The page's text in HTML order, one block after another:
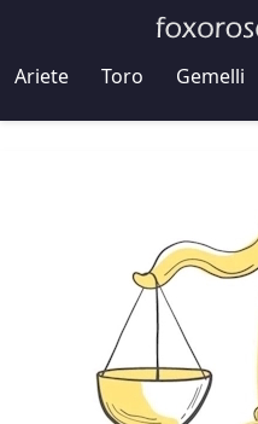
Ariete Toro Gemelli